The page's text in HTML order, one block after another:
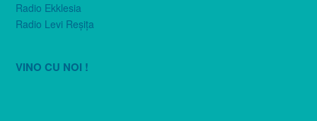
Radio Ekklesia
Radio Levi Reşiţa
VINO CU NOI !